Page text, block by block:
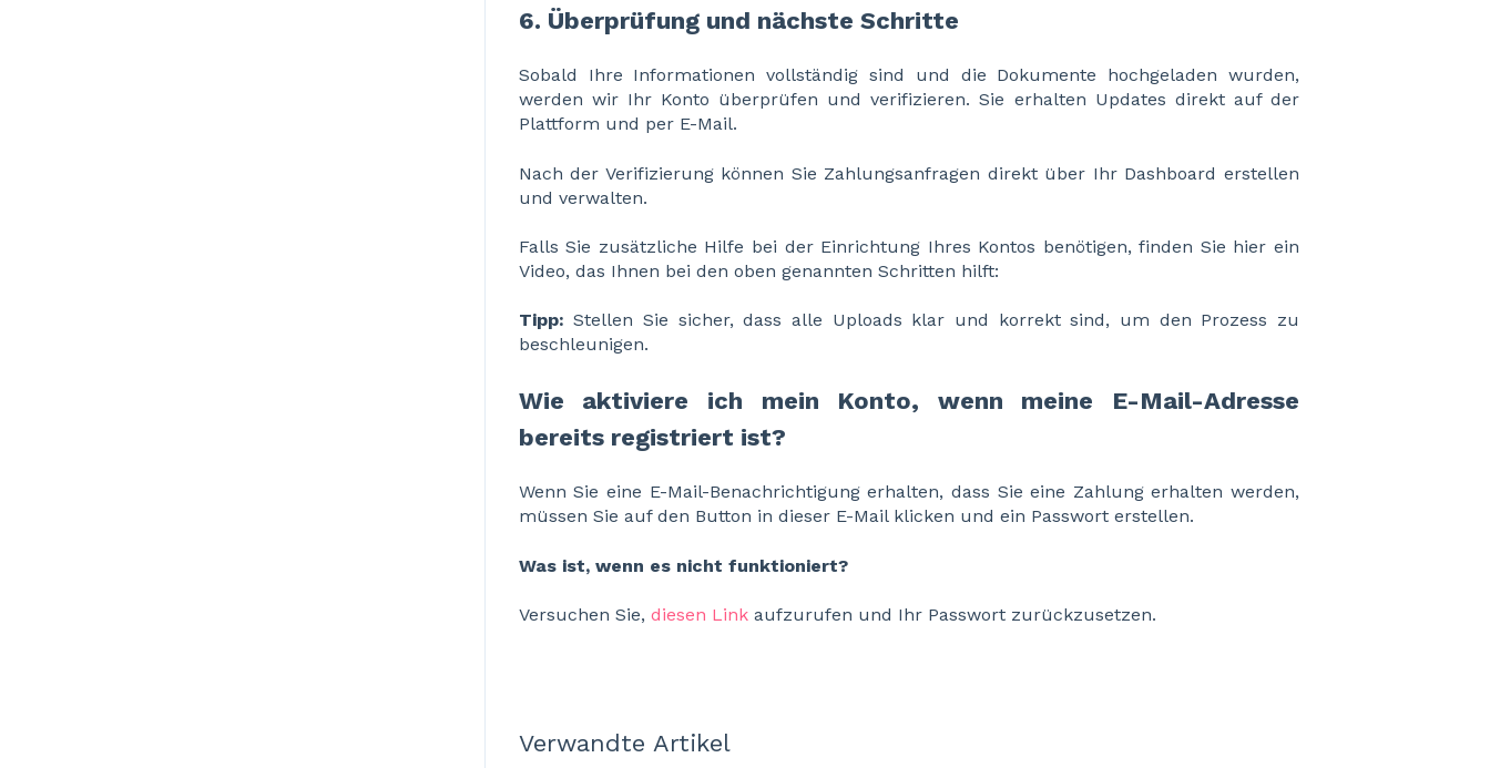
6. Überprüfung und nächste Schritte
Sobald Ihre Informationen vollständig sind und die Dokumente hochgeladen wurden,
werden wir Ihr Konto überprüfen und verifizieren. Sie erhalten Updates direkt auf der
Plattform und per E-Mail.
Nach der Verifizierung können Sie Zahlungsanfragen direkt über Ihr Dashboard erstellen
und verwalten.
Falls Sie zusätzliche Hilfe bei der Einrichtung Ihres Kontos benötigen, finden Sie hier ein
Video, das Ihnen bei den oben genannten Schritten hilft:
Tipp: Stellen Sie sicher, dass alle Uploads klar und korrekt sind, um den Prozess zu
beschleunigen.
Wie aktiviere ich mein Konto, wenn meine E-Mail-Adresse
bereits registriert ist?
Wenn Sie eine E-Mail-Benachrichtigung erhalten, dass Sie eine Zahlung erhalten werden,
müssen Sie auf den Button in dieser E-Mail klicken und ein Passwort erstellen.
Was ist, wenn es nicht funktioniert?
Versuchen Sie, diesen Linkaufzurufen und Ihr Passwort zurückzusetzen.
Verwandte Artikel